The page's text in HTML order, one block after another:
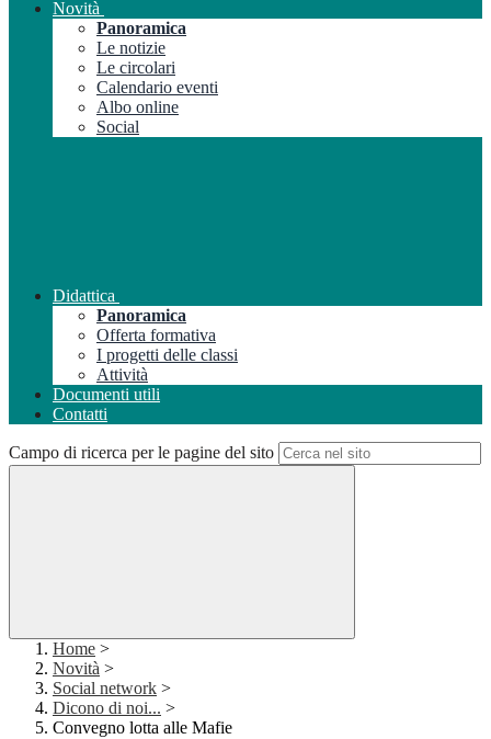
Novità
Panoramica
Le notizie
Le circolari
Calendario eventi
Albo online
Social
Didattica
Panoramica
Offerta formativa
I progetti delle classi
Attività
Documenti utili
Contatti
Campo di ricerca per le pagine del sito
Home >
Novità >
Social network >
Dicono di noi... >
Convegno lotta alle Mafie